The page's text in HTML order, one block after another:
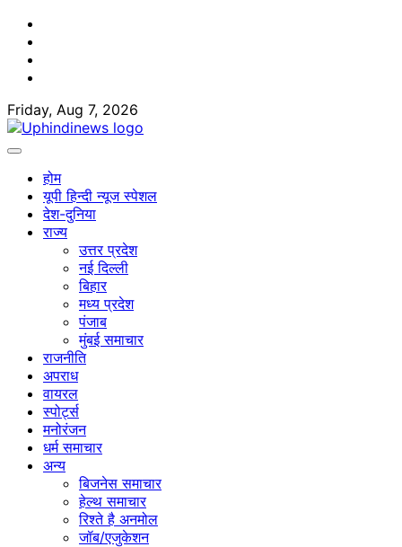
Skip
content
Friday, Aug 7, 2026
होम
यूपी हिन्दी न्यूज स्पेशल
देश-दुनिया
राज्य
उत्तर प्रदेश
नई दिल्ली
बिहार
मध्य प्रदेश
पंजाब
मुंबई समाचार
राजनीति
अपराध
वायरल
स्पोर्ट्स
मनोरंजन
धर्म समाचार
अन्य
बिजनेस समाचार
हेल्थ समाचार
रिश्ते है अनमोल
जॉब/एजुकेशन